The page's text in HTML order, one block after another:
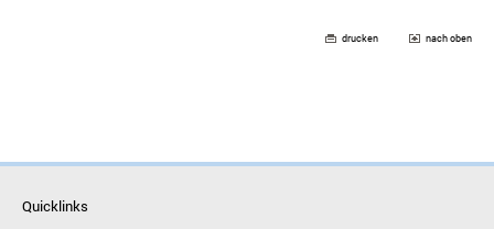
drucken nach oben
Quicklinks